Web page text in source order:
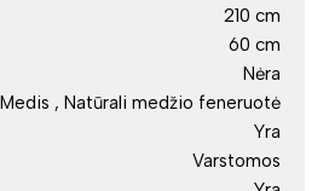
210 cm
60 cm
Nėra
Medis , Natūrali medžio feneruotė
Yra
Varstomos